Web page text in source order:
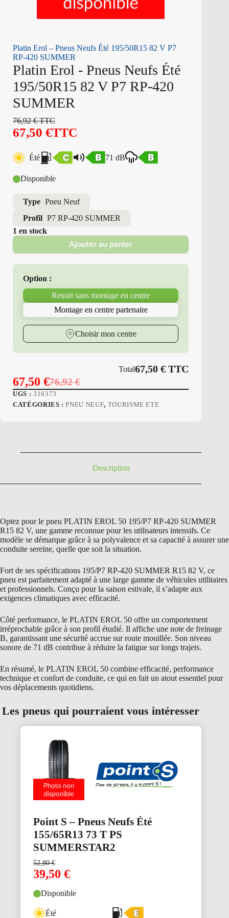
Platin Erol – Pneus Neufs Été 195/50R15 82 V P7
RP-420 SUMMER
Platin Erol - Pneus Neufs Été
195/50R15 82 V P7 RP-420
SUMMER
76,92€TTC
67,50 €TTC
Été 71 dB
Disponible
Type Pneu Neuf
Profil P7 RP-420 SUMMER
1 en stock
Ajouter au panier
Option :
Retrait sans montage en centre
Montage en centre partenaire
Choisir mon centre
Total67,50€ TTC
76,92€
Le
prix
67,50 €Le
prix
UGS : 316373
CATÉGORIES :PNEU NEUF, TOURISME ETE
Description
Optez pour le pneu PLATIN EROL 50 195/P7 RP-420 SUMMER
R15 82 V, une gamme reconnue pour les utilisateurs intensifs. Ce
modèle se démarque grâce à sa polyvalence et sa capacité à assurer une
conduite sereine, quelle que soit la situation.
Fort de ses spécifications 195/P7 RP-420 SUMMER R15 82 V, ce
pneu est parfaitement adapté à une large gamme de véhicules utilitaires
et professionnels. Conçu pour la saison estivale, il s’adapte aux
exigences climatiques avec efficacité.
Côté performance, le PLATIN EROL 50 offre un comportement
irréprochable grâce à son profil étudié. Il affiche une note de freinage
B, garantissant une sécurité accrue sur route mouillée. Son niveau
sonore de 71 dB contribue à réduire la fatigue sur longs trajets.
En résumé, le PLATIN EROL 50 combine efficacité, performance
technique et confort de conduite, ce qui en fait un atout essentiel pour
vos déplacements quotidiens.
Les pneus qui pourraient vous intéresser
Point S – Pneus Neufs Été
155/65R13 73 T PS
SUMMERSTAR2
52,80€
39,50 €
Disponible
Été